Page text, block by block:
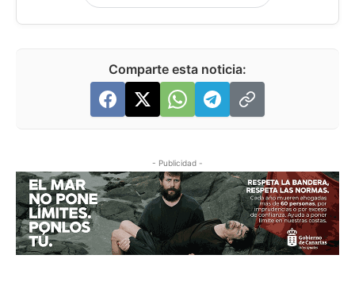
Comparte esta noticia:
- Publicidad -